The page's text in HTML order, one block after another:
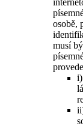
osobě,
musí